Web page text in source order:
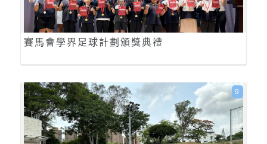
賽馬會學界足球計劃頒獎典禮
9